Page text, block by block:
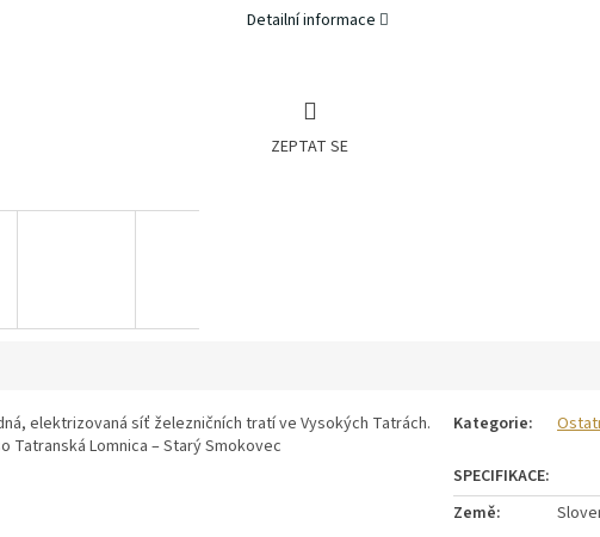
Detailní informace
ZEPTAT SE
elektrizovaná síť železničních tratí ve Vysokých Tatrách.
Tatranská Lomnica – Starý Smokovec
Kategorie:
Země: